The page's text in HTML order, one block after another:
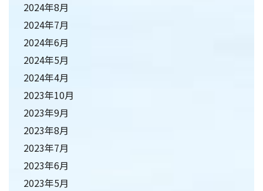
2024年8月
2024年7月
2024年6月
2024年5月
2024年4月
2023年10月
2023年9月
2023年8月
2023年7月
2023年6月
2023年5月